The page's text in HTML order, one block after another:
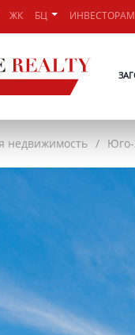
ЖК БЦ ИНВЕСТОРАМ
недвижимость